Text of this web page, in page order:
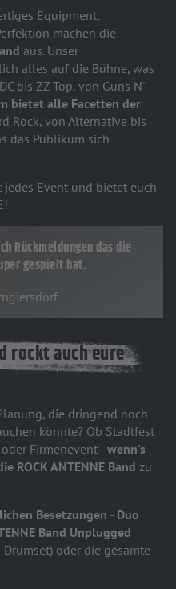
Equipment,
machen die
aus. Unser
alles auf die Bühne, was
bis ZZ Top, von Guns N'
bietet alle Facetten der
Rock, von Alternative bis
das Publikum sich
jedes Event und bietet euch
Rückmeldungen das die
gespielt hat.
rockt auch eure
die dringend noch
könnte? Ob Stadtfest
Firmenevent -wenn's
ROCK ANTENNE Band zu
Besetzungen - Duo
Band Unplugged
Drumset) oder die gesamte